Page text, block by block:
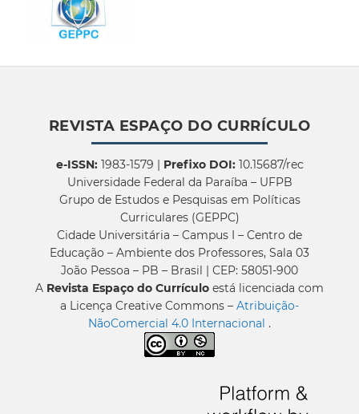
REVISTA ESPAÇO DO CURRÍCULO
e-ISSN:1983-1579 | Prefixo DOI:10.15687/rec
Universidade Federal da Paraíba – UFPB
Grupo de Estudos e Pesquisas em Políticas
Curriculares (GEPPC)
Cidade Universitária – Campus I – Centro de
Educação – Ambiente dos Professores, Sala 03
João Pessoa – PB – Brasil | CEP: 58051-900
A Revista Espaço do Currículo está licenciada com
a Licença Creative Commons – Atribuição-
NãoComercial 4.0 Internacional .